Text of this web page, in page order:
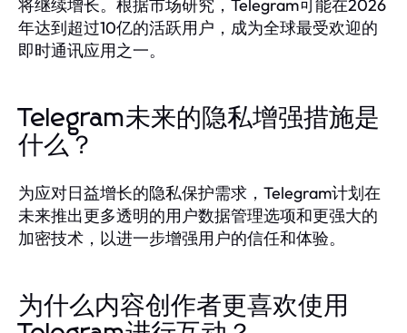
将继续增长。根据市场研究，Telegram可能在2026
年达到超过10亿的活跃用户，成为全球最受欢迎的
即时通讯应用之一。
Telegram未来的隐私增强措施是
什么？
为应对日益增长的隐私保护需求，Telegram计划在
未来推出更多透明的用户数据管理选项和更强大的
加密技术，以进一步增强用户的信任和体验。
为什么内容创作者更喜欢使用